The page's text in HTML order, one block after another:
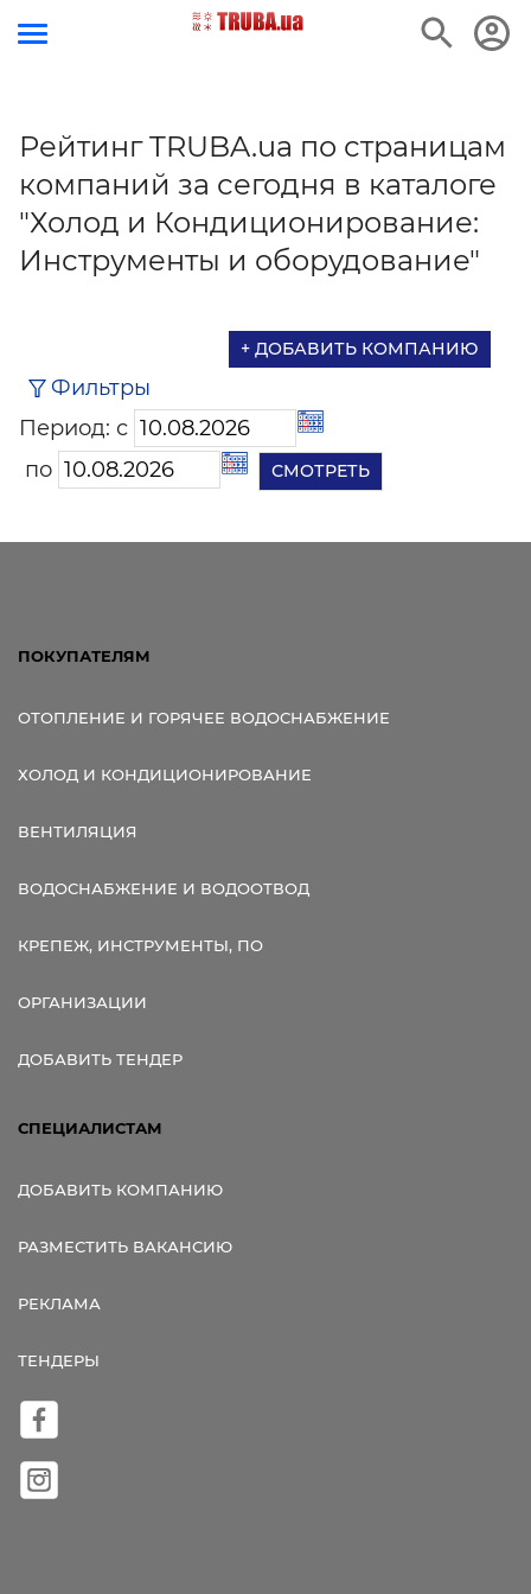
Рейтинг TRUBA.ua по страницам
компаний за сегодня в каталоге
"Холод и Кондиционирование:
Инструменты и оборудование"
+ ДОБАВИТЬ КОМПАНИЮ
Фильтры
Период: с
по
ПОКУПАТЕЛЯМ
ОТОПЛЕНИЕ И ГОРЯЧЕЕ ВОДОСНАБЖЕНИЕ
ХОЛОД И КОНДИЦИОНИРОВАНИЕ
ВЕНТИЛЯЦИЯ
ВОДОСНАБЖЕНИЕ И ВОДООТВОД
КРЕПЕЖ, ИНСТРУМЕНТЫ, ПО
ОРГАНИЗАЦИИ
ДОБАВИТЬ ТЕНДЕР
СПЕЦИАЛИСТАМ
ДОБАВИТЬ КОМПАНИЮ
РАЗМЕСТИТЬ ВАКАНСИЮ
РЕКЛАМА
ТЕНДЕРЫ